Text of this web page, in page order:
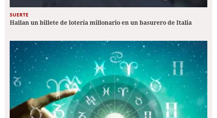
SUERTE
Hallan un billete de lotería millonario en un basurero de Italia